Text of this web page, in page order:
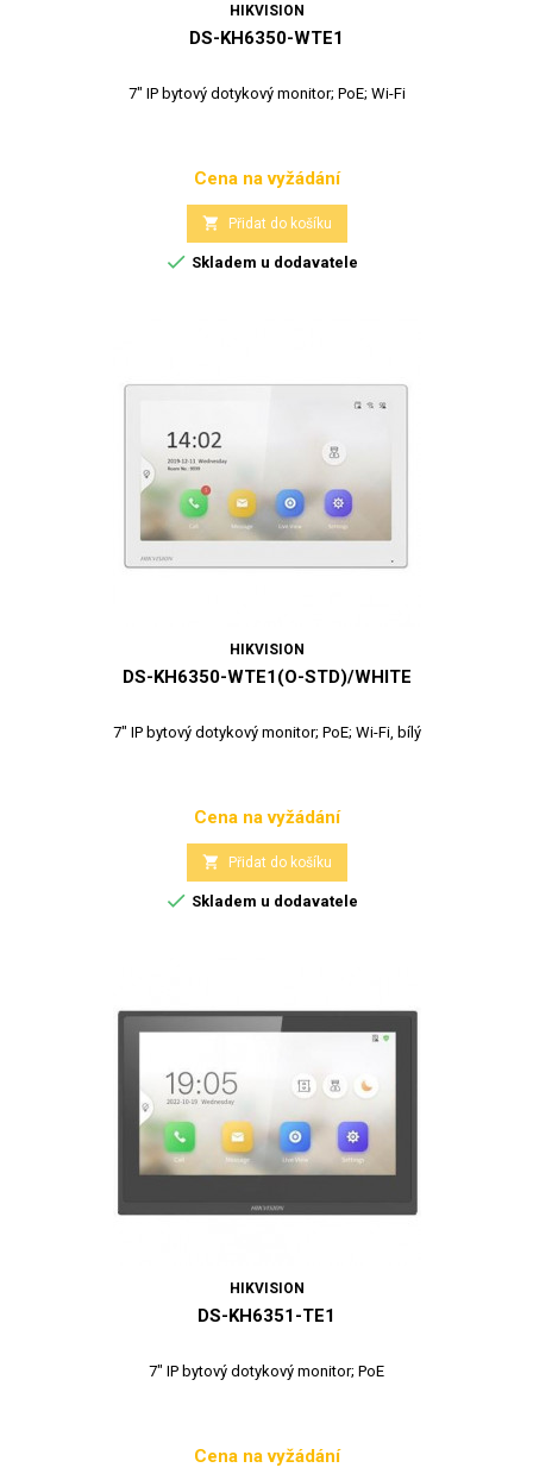
HIKVISION
DS-KH6350-WTE1
7" IP bytový dotykový monitor; PoE; Wi-Fi
Cena
Cena na vyžádání
 Přidat do košíku
 Skladem u dodavatele
HIKVISION
DS-KH6350-WTE1(O-STD)/WHITE
7" IP bytový dotykový monitor; PoE; Wi-Fi, bílý
Cena
Cena na vyžádání
 Přidat do košíku
 Skladem u dodavatele
HIKVISION
DS-KH6351-TE1
7" IP bytový dotykový monitor; PoE
Cena
Cena na vyžádání